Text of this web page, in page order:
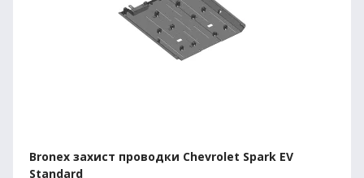
Bronex захист проводки Chevrolet Spark EV
Standard